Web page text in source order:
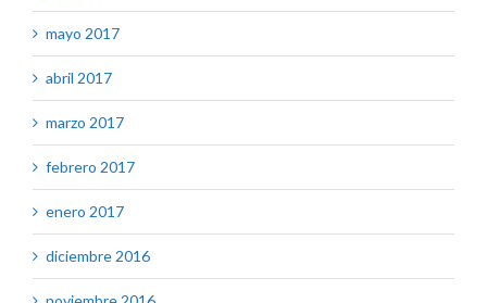
mayo 2017
abril 2017
marzo 2017
febrero 2017
enero 2017
diciembre 2016